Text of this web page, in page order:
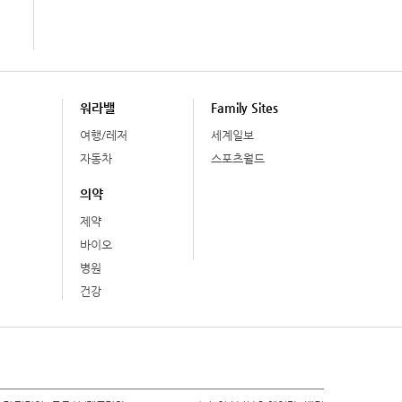
워라밸
여행/레저
자동차
의약
제약
바이오
병원
건강
Family Sites
세계일보
스포츠월드